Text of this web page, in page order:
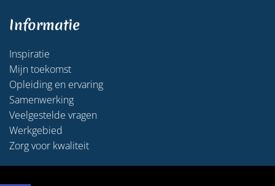
Informatie
Inspiratie
Mijn toekomst
Opleiding en ervaring
Samenwerking
Veelgestelde vragen
Werkgebied
Zorg voor kwaliteit